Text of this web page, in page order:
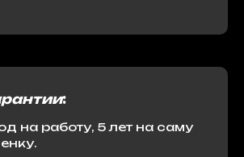
:
на работу, 5 лет на саму